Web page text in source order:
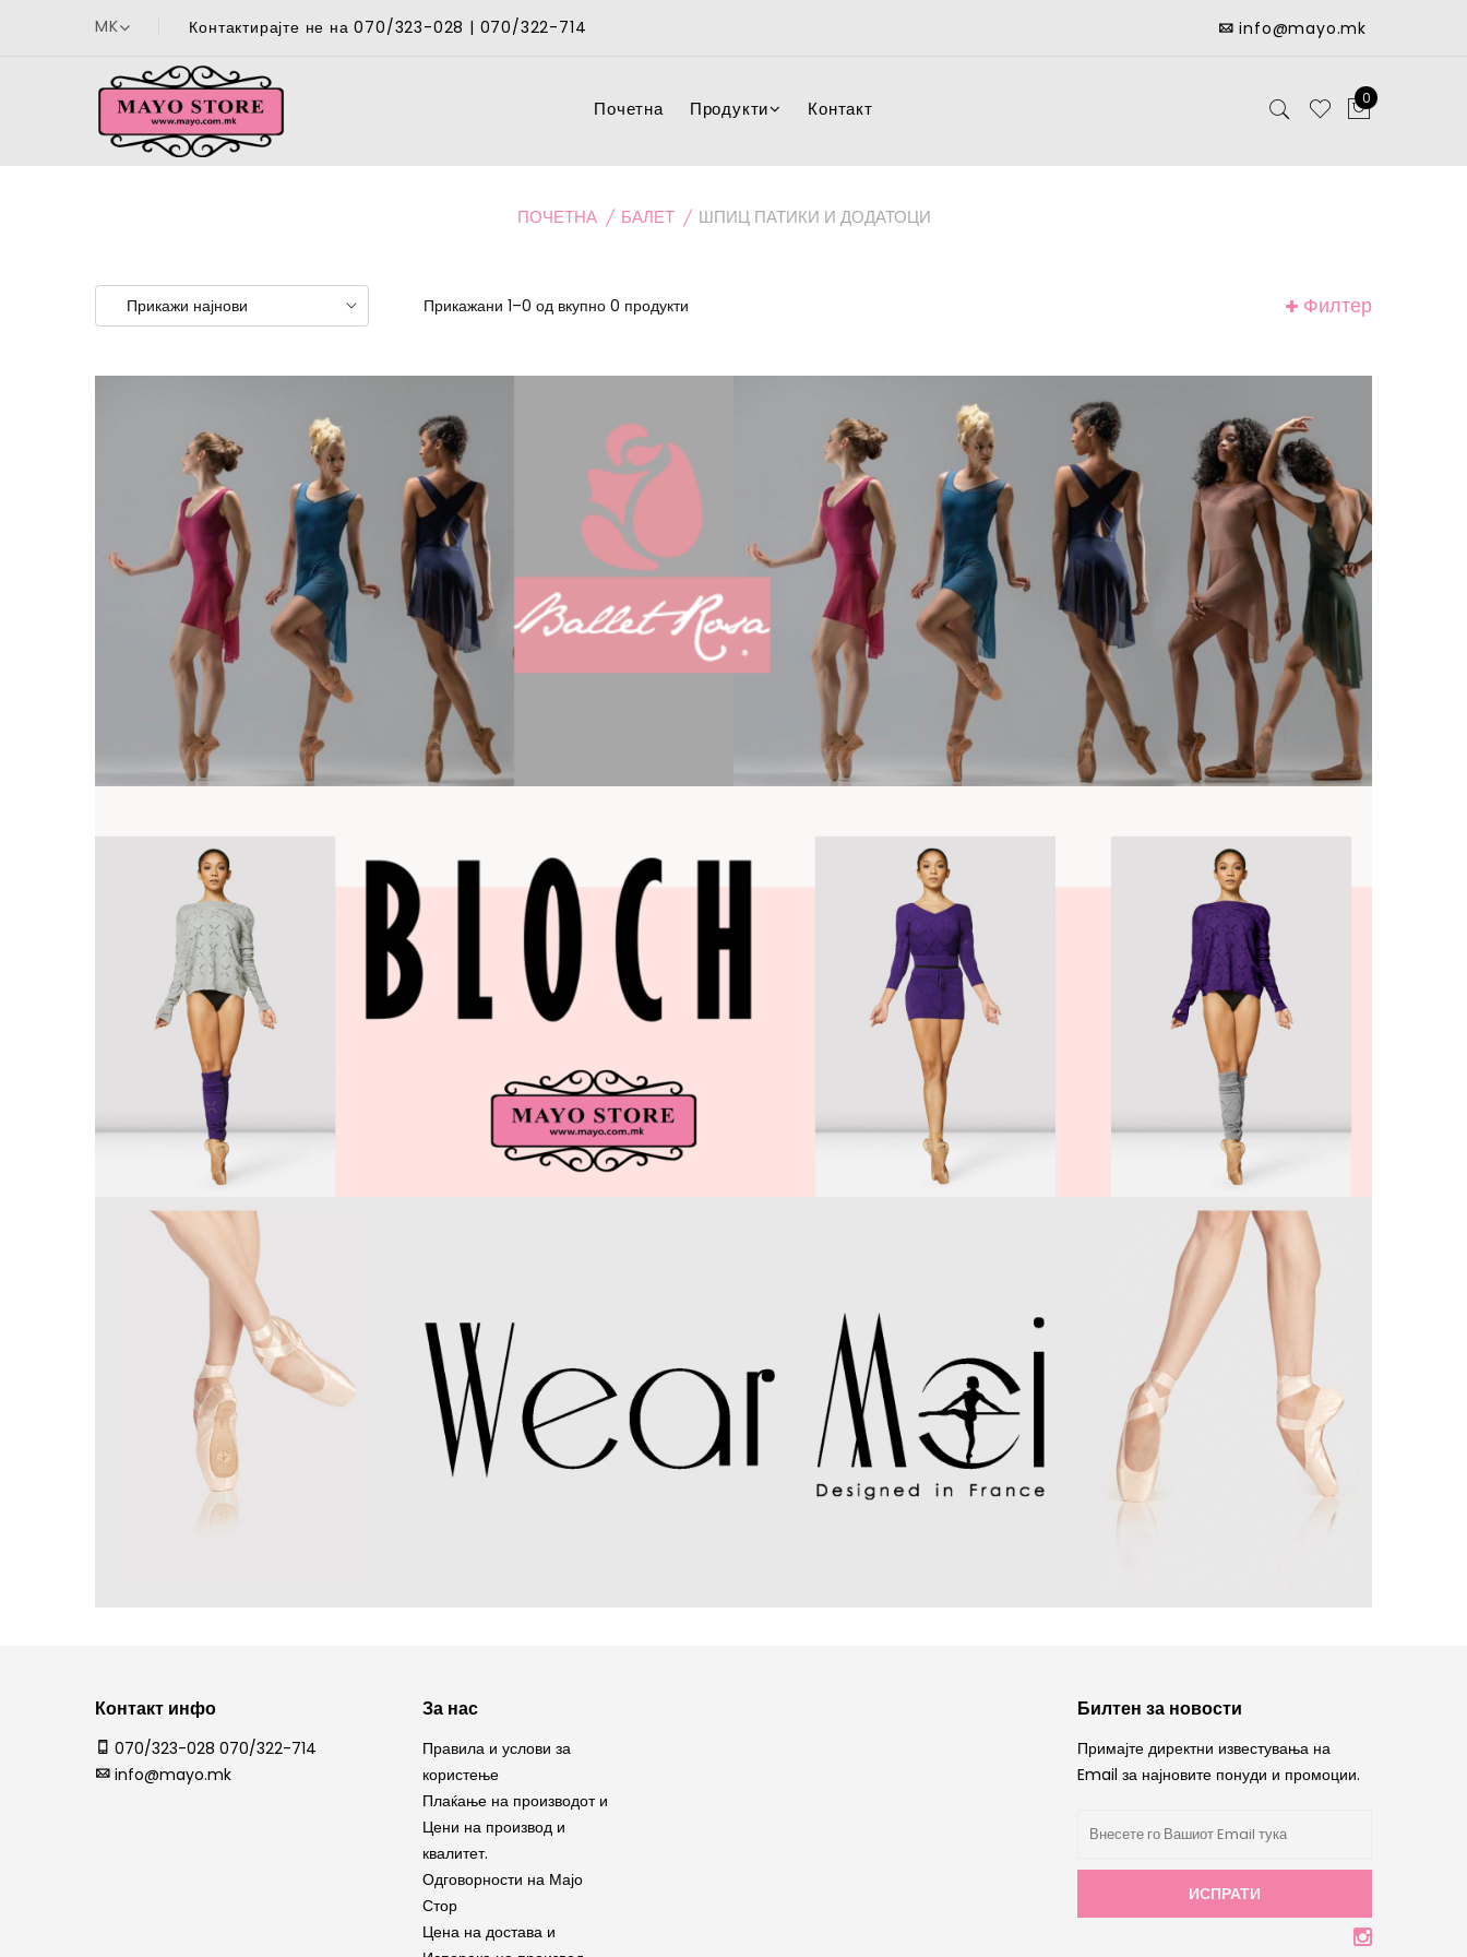
MK Контактирајте не на 070/323-028 | 070/322-714 info@mayo.mk
Почетна Продукти Контакт 0
ПОЧЕТНА БАЛЕТ ШПИЦ ПАТИКИ И ДОДАТОЦИ
Прикажани 1–0 од вкупно 0 продукти Филтер
Контакт инфо
070/323-028 070/322-714
info@mayo.mk
За нас
Правила и услови за
користење
Плаќање на производот и
Цени на производ и
квалитет.
Одговорности на Мајо
Стор
Цена на достава и
Билтен за новости
Примајте директни известувања на
Email за најновите понуди и промоции.
ИСПРАТИ